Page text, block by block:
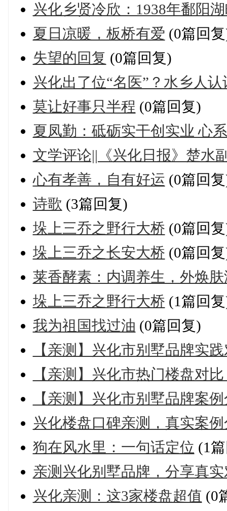
兴化乡贤冷欣：1938年鄱阳
夏日凉暖，板桥有爱 (0篇回
失望的回复 (0篇回复)
兴化出了位“名医”？水乡人认
莫让好事只半程 (0篇回复)
夏凤勤：砥砺实干创实业 心
文学评论||《兴化日报》楚水
心有孝善，自有好运 (0篇回
诗歌 (3篇回复)
垛上三乔之野行大桥 (0篇回
垛上三乔之长安大桥 (0篇回
莱香酵素：内调养生，外焕肤
垛上三乔之野行大桥 (1篇回
我为祖国找过油 (0篇回复)
【亲测】兴化市别墅品牌实
【亲测】兴化市热门楼盘对
【亲测】兴化市别墅品牌案
兴化楼盘口碑亲测，真实案
狗在风水里：一句话定位 (1
亲测兴化别墅品牌，分享真
兴化亲测：这3家楼盘超值 (0